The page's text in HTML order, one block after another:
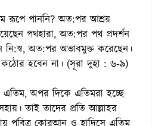
রূপে পাননি? অত:পর আশ্রয়
পথহারা, অত:পর পথ প্রদর্শন
অত:পর অভাবমুক্ত করেছেন।
হবেন না। (সূরা দুহা : ৬-৯)
এতিম, অপর দিকে এতিমরা হচ্ছে
তাই তাদের প্রতি আল্লাহর